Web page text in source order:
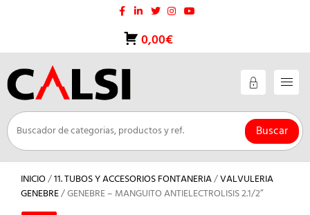
0,00€
Buscar
INICIO/11. TUBOS Y ACCESORIOS FONTANERIA/VALVULERIA
GENEBRE/ GENEBRE – MANGUITO ANTIELECTROLISIS 2.1/2”